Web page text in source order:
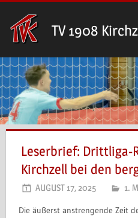
Inhalt
springen
TV 1908
Leserbrief: Drittliga-
Kirchzell bei den
AUGUST 17, 2025 1.
Die äußerst anstrengende Zeit